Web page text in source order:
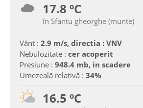
17.8 ºC
în Sfantu gheorghe (munte)
Vânt : 2.9 m/s, directia : VNV
Nebulozitate : cer acoperit
Presiune : 948.4 mb, in scadere
Umezeală relativă : 34%
16.5 ºC